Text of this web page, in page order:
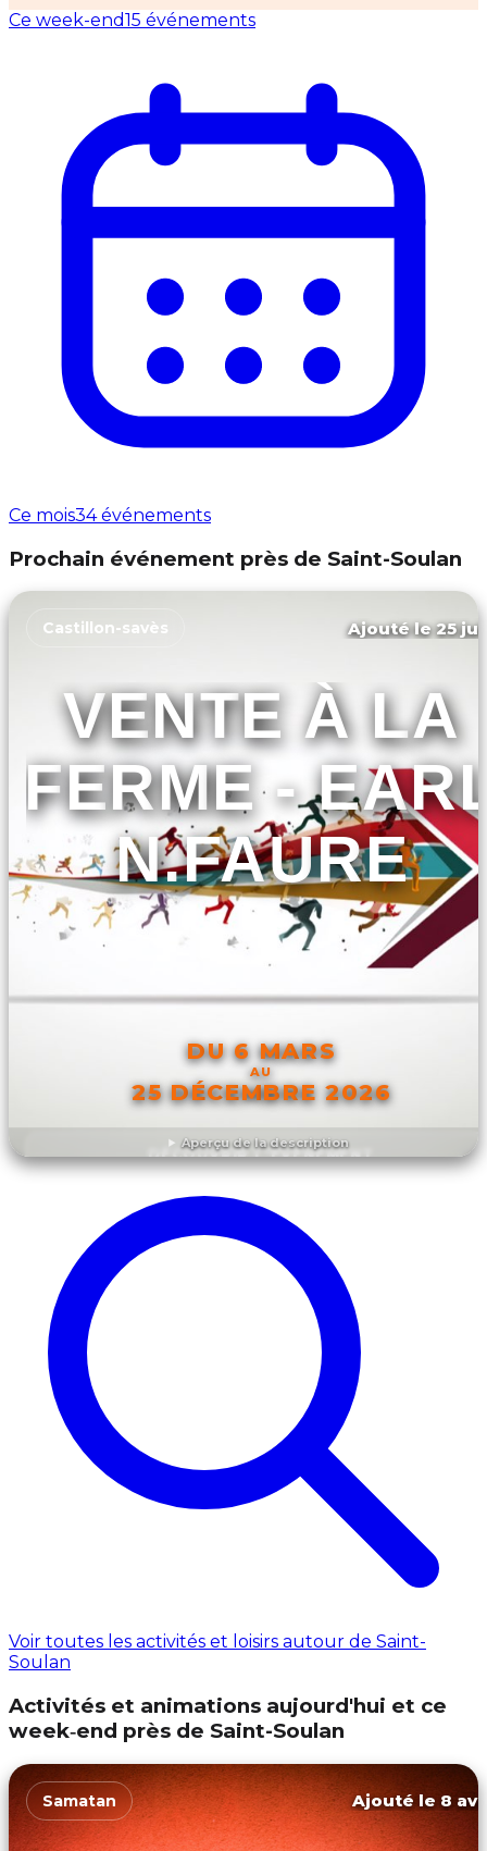
Ce week-end15 événements
Ce mois34 événements
Prochain événement près de Saint-Soulan
Aperçu de la description
Castillon-savès Ajouté le 25
VENTE À LA
FERME -
N.FAURE
DU 6 MARS
AU
25 DÉCEMBRE 2026
DÉCOUVRIR L'ÉVÉNEMENT
Voir toutes les activités et loisirs autour de Saint-
Soulan
Activités et animations aujourd'hui et ce
week‑end près de Saint-Soulan
Samatan Ajouté le 8